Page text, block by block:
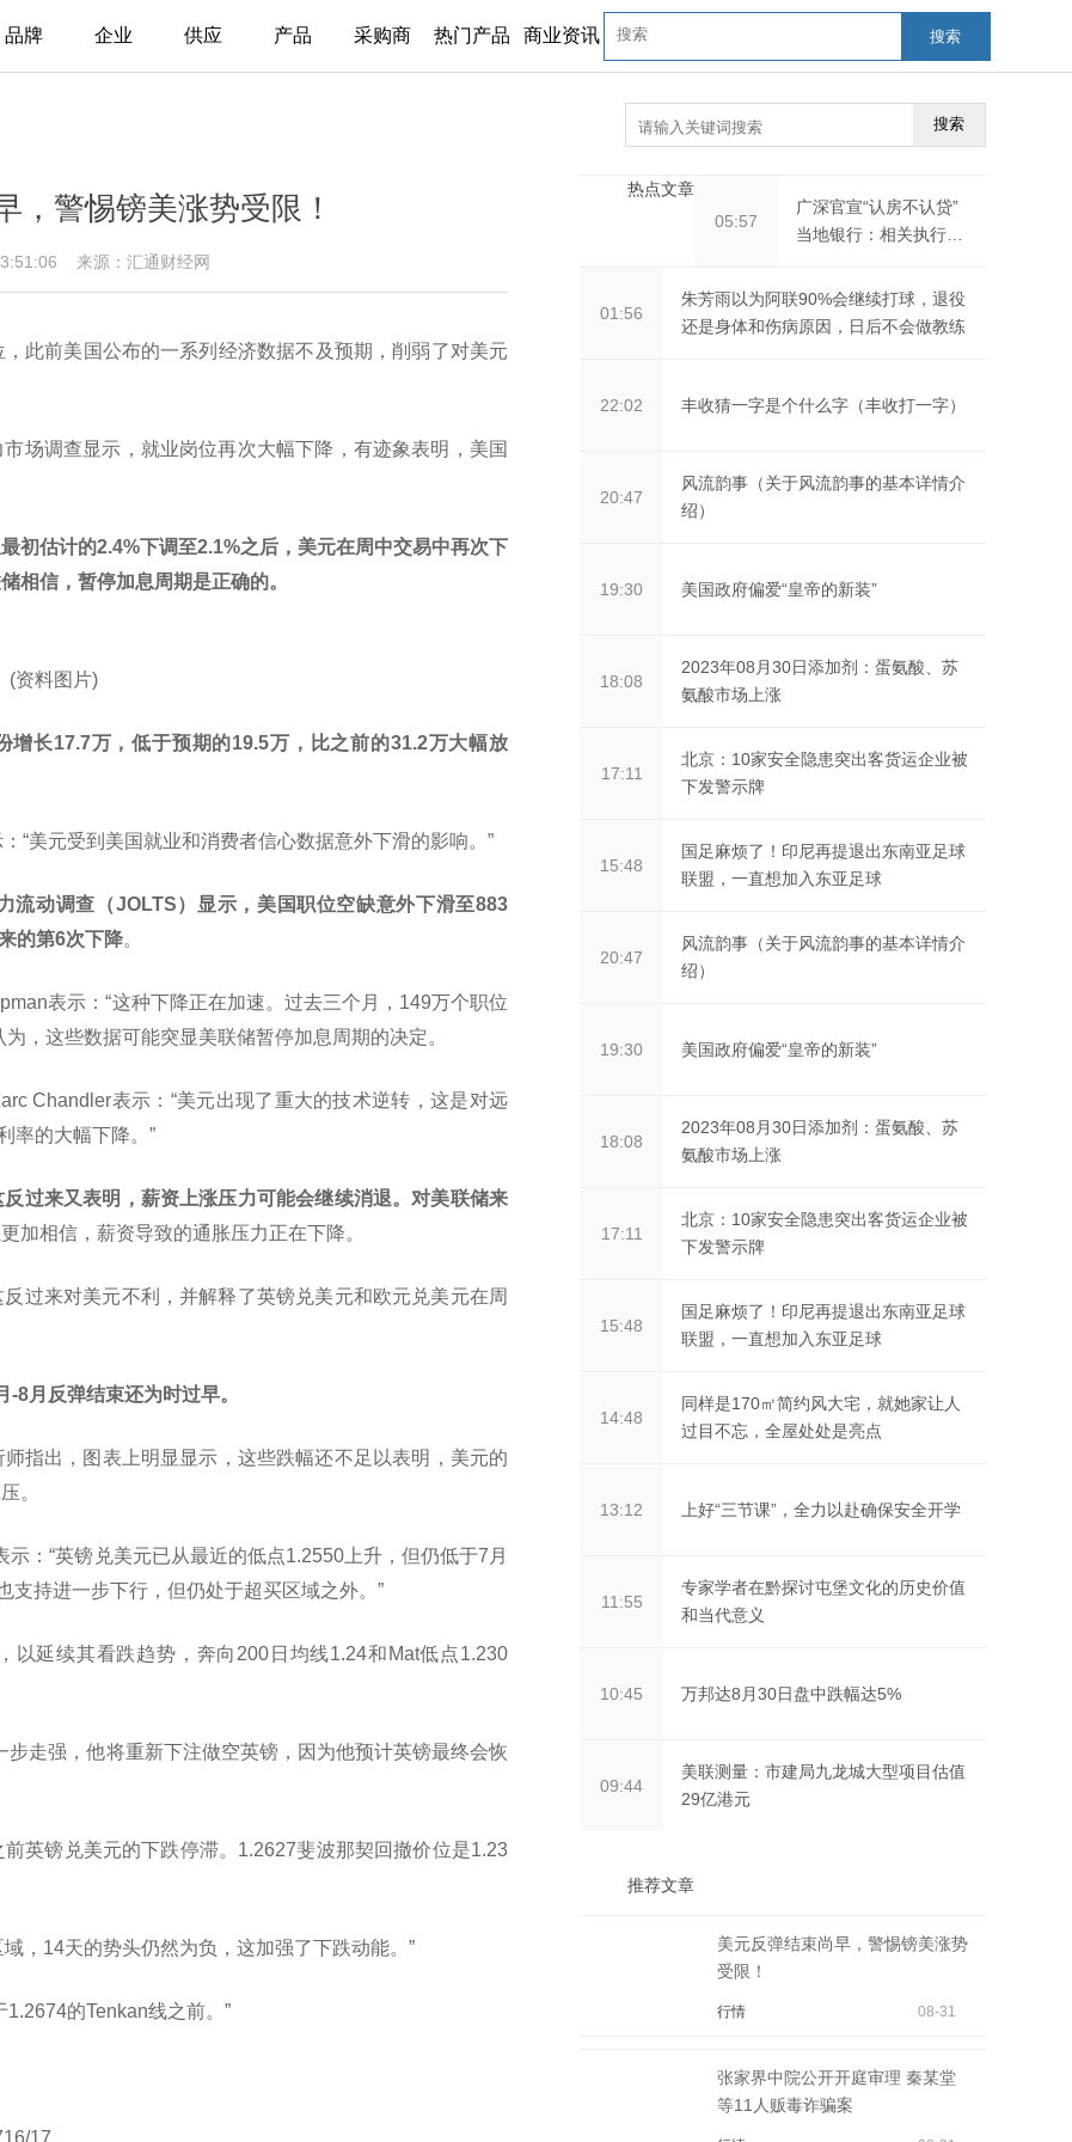
品牌 企业 供应 产品 采购商 热门产品 商业资讯 搜索
，警惕镑美涨势受限！
来源：汇通财经网
此前美国公布的一系列经济数据不及预期，削弱了对美元
场调查显示，就业岗位再次大幅下降，有迹象表明，美国
初估计的2.4%下调至2.1%之后，美元在周中交易中再次下
相信，暂停加息周期是正确的。
(资料图片)
增长17.7万，低于预期的19.5万，比之前的31.2万大幅放
“美元受到美国就业和消费者信心数据意外下滑的影响。”
流动调查（JOLTS）显示，美国职位空缺意外下滑至883
的第6次下降。
表示：“这种下降正在加速。过去三个月，149万个职位
，这些数据可能突显美联储暂停加息周期的决定。
Chandler表示：“美元出现了重大的技术逆转，这是对远
率的大幅下降。”
过来又表明，薪资上涨压力可能会继续消退。对美联储来
加相信，薪资导致的通胀压力正在下降。
过来对美元不利，并解释了英镑兑美元和欧元兑美元在周
8月反弹结束还为时过早。
指出，图表上明显显示，这些跌幅还不足以表明，美元的
。
：“英镑兑美元已从最近的低点1.2550上升，但仍低于7月
支持进一步下行，但仍处于超买区域之外。”
以延续其看跌趋势，奔向200日均线1.24和Mat低点1.230
走强，他将重新下注做空英镑，因为他预计英镑最终会恢
英镑兑美元的下跌停滞。1.2627斐波那契回撤价位是1.23
，14天的势头仍然为负，这加强了下跌动能。”
的Tenkan线之前。”
17
搜索
热点文章
05:57
广深官宣“认房不认贷”
当地银行：相关执行细
01:56
朱芳雨以为阿联90%会继续打球，退役
还是身体和伤病原因，日后不会做教练
22:02 丰收猜一字是个什么字（丰收打一字）
20:47
风流韵事（关于风流韵事的基本详情介
绍）
19:30 美国政府偏爱“皇帝的新装”
18:08
2023年08月30日添加剂：蛋氨酸、苏
氨酸市场上涨
17:11
北京：10家安全隐患突出客货运企业被
下发警示牌
15:48
国足麻烦了！印尼再提退出东南亚足球
联盟，一直想加入东亚足球
20:47
风流韵事（关于风流韵事的基本详情介
绍）
19:30 美国政府偏爱“皇帝的新装”
18:08
2023年08月30日添加剂：蛋氨酸、苏
氨酸市场上涨
17:11
北京：10家安全隐患突出客货运企业被
下发警示牌
15:48
国足麻烦了！印尼再提退出东南亚足球
联盟，一直想加入东亚足球
14:48
同样是170㎡简约风大宅，就她家让人
过目不忘，全屋处处是亮点
13:12 上好“三节课”，全力以赴确保安全开学
11:55
专家学者在黔探讨屯堡文化的历史价值
和当代意义
10:45 万邦达8月30日盘中跌幅达5%
09:44
美联测量：市建局九龙城大型项目估值
29亿港元
推荐文章
美元反弹结束尚早，警惕镑美涨势
受限！
行情 08-31
张家界中院公开开庭审理 秦某堂
等11人贩毒诈骗案